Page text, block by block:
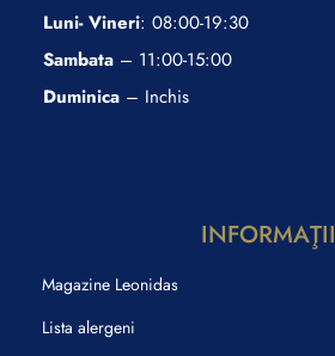
Luni- Vineri: 08:00-19:30
Sambata – 11:00-15:00
Duminica – Inchis
INFORMAŢII
Magazine Leonidas
Lista alergeni